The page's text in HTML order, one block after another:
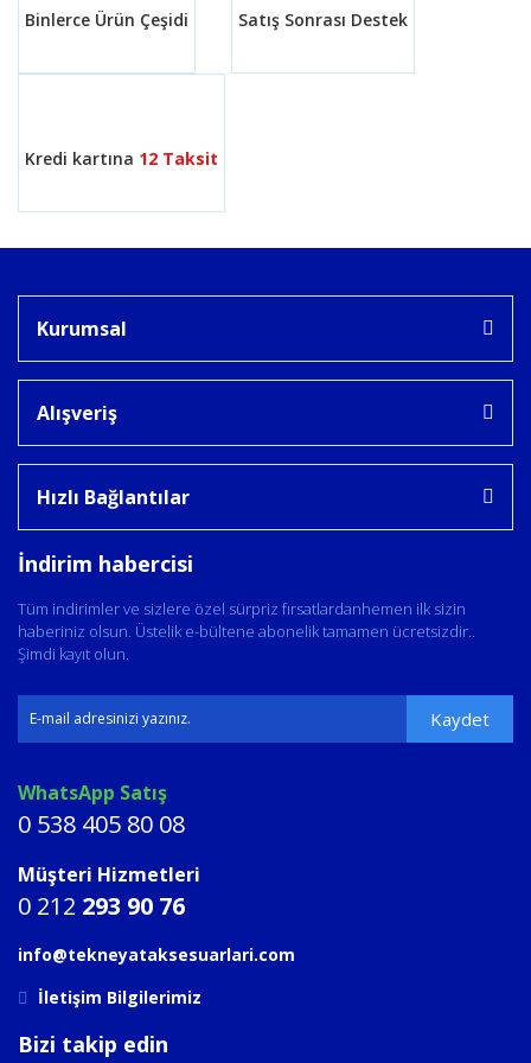
Binlerce Ürün Çeşidi Satış Sonrası Destek
Kredi kartına 12 Taksit
Kurumsal
Alışveriş
Hızlı Bağlantılar
İndirim habercisi
Tüm indirimler ve sizlere özel sürpriz fırsatlardanhemen ilk sizin
haberiniz olsun. Üstelik e-bültene abonelik tamamen ücretsizdir..
Şimdi kayıt olun.
Kaydet
WhatsApp Satış
0 538 405 80 08
Müşteri Hizmetleri
0 212 293 90 76
info@tekneyataksesuarlari.com
İletişim Bilgilerimiz
Bizi takip edin